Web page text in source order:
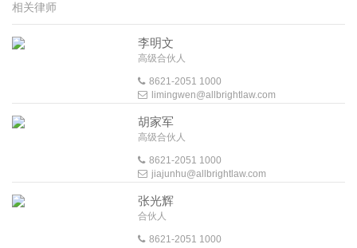
相关律师
李明文
高级合伙人
8621-2051 1000
limingwen@allbrightlaw.com
胡家军
高级合伙人
8621-2051 1000
jiajunhu@allbrightlaw.com
张光辉
合伙人
8621-2051 1000